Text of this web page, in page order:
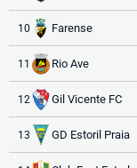
10 Farense
11 Rio Ave
12 Gil Vicente FC
13 GD Estoril Praia